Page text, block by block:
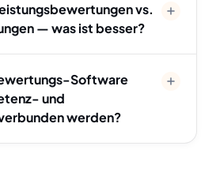
vs.
— was ist besser?
Software
und
werden?